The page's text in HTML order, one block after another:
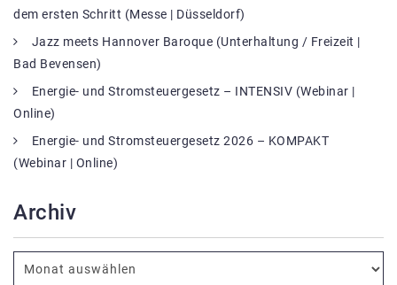
dem ersten Schritt (Messe | Düsseldorf)
Jazz meets Hannover Baroque (Unterhaltung / Freizeit |
Bad Bevensen)
Energie- und Stromsteuergesetz – INTENSIV (Webinar |
Online)
Energie- und Stromsteuergesetz 2026 – KOMPAKT
(Webinar | Online)
Archiv